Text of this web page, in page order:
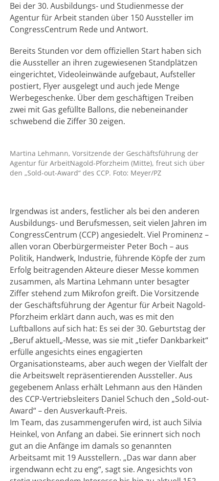
Bei der 30. Ausbildungs- und Studienmesse der
Agentur für Arbeit standen über 150 Aussteller im
CongressCentrum Rede und Antwort.
Bereits Stunden vor dem offiziellen Start haben sich
die Aussteller an ihren zugewiesenen Standplätzen
eingerichtet, Videoleinwände aufgebaut, Aufsteller
postiert, Flyer ausgelegt und auch jede Menge
Werbegeschenke. Über dem geschäftigen Treiben
zwei mit Gas gefüllte Ballons, die nebeneinander
schwebend die Ziffer 30 zeigen.
Martina Lehmann, Vorsitzende der Geschäftsführung der
Agentur für ArbeitNagold-Pforzheim (Mitte), freut sich über
den „Sold-out-Award“ des CCP. Foto: Meyer/PZ
Irgendwas ist anders, festlicher als bei den anderen
Ausbildungs- und Berufsmessen, seit vielen Jahren im
CongressCentrum (CCP) angesiedelt. Viel Prominenz –
allen voran Oberbürgermeister Peter Boch – aus
Politik, Handwerk, Industrie, führende Köpfe der zum
Erfolg beitragenden Akteure dieser Messe kommen
zusammen, als Martina Lehmann unter besagter
Ziffer stehend zum Mikrofon greift. Die Vorsitzende
der Geschäftsführung der Agentur für Arbeit Nagold-
Pforzheim erklärt dann auch, was es mit den
Luftballons auf sich hat: Es sei der 30. Geburtstag der
„Beruf aktuell„-Messe, was sie mit „tiefer Dankbarkeit“
erfülle angesichts eines engagierten
Organisationsteams, aber auch wegen der Vielfalt der
die Arbeitswelt repräsentierenden Aussteller. Aus
gegebenem Anlass erhält Lehmann aus den Händen
des CCP-Vertriebsleiters Daniel Schuch den „Sold-out-
Award“ – den Ausverkauft-Preis.
Im Team, das zusammengerufen wird, ist auch Silvia
Heinkel, von Anfang an dabei. Sie erinnert sich noch
gut an die Anfänge im damals so genannten
Arbeitsamt mit 19 Ausstellern. „Das war dann aber
irgendwann echt zu eng“, sagt sie. Angesichts von